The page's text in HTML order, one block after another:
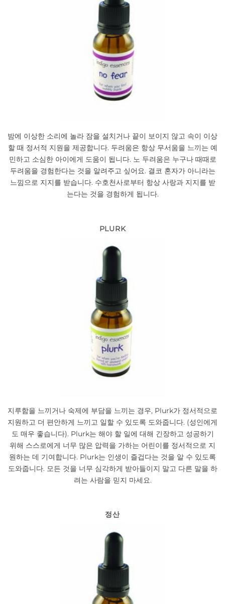
밤에 이상한 소리에 놀라 잠을 설치거나 끝이 보이지 않고 속이 이상
할 때 정서적 지원을 제공합니다. 두려움은 항상 무서움을 느끼는 예
민하고 소심한 아이에게 도움이 됩니다. 노 두려움은 누구나 때때로
두려움을 경험한다는 것을 알려주고 싶어요. 결코 혼자가 아니라는
느낌으로 지지를 받습니다. 수호천사로부터 항상 사랑과 지지를 받
는다는 것을 경험하게 됩니다.
PLURK
지루함을 느끼거나 숙제에 부담을 느끼는 경우, Plurk가 정서적으로
지원하고 더 편안하게 느끼고 일할 수 있도록 도와줍니다. (성인에게
도 매우 좋습니다). Plurk는 해야 할 일에 대해 긴장하고 성공하기
위해 스스로에게 너무 많은 압력을 가하는 어린이를 정서적으로 지
원하는 데 기여합니다. Plurk는 인생이 즐겁다는 것을 알 수 있도록
도와줍니다. 모든 것을 너무 심각하게 받아들이지 말고 다른 말을 하
려는 사람을 믿지 마세요.
정산